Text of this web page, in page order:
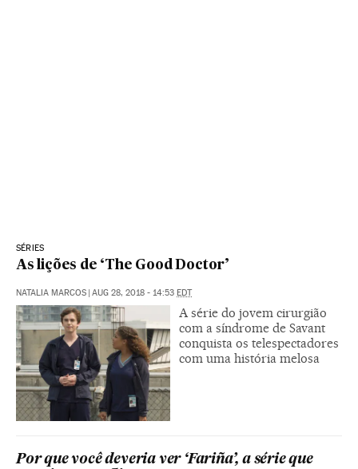
SÉRIES
As lições de ‘The Good Doctor’
NATALIA MARCOS | AUG 28, 2018 - 14:53 EDT
A série do jovem cirurgião
com a síndrome de Savant
conquista os telespectadores
com uma história melosa
Por que você deveria ver ‘Fariña’, a série que